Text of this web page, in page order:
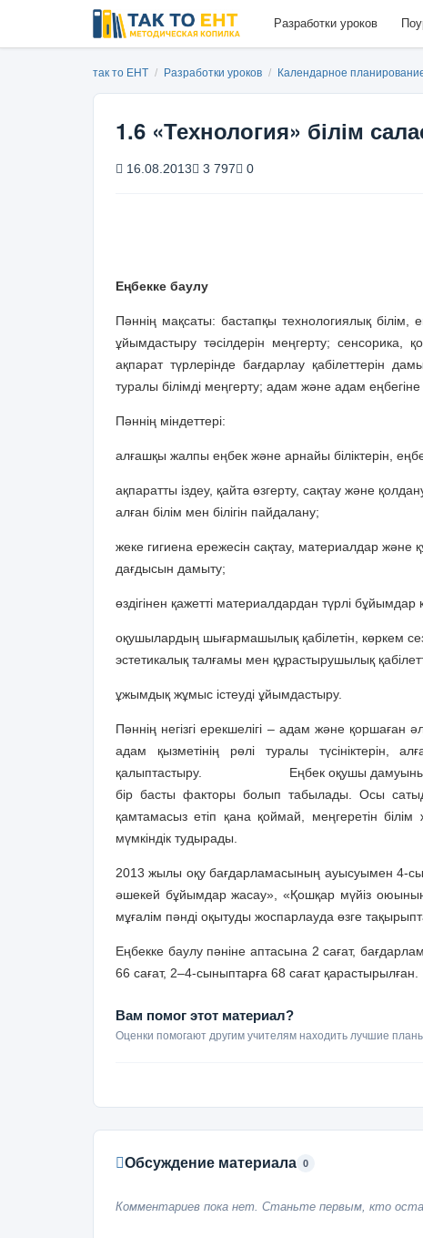
Разработки уроков
так то ЕНТ / Разработки уроков / Календарное
1.6 «Технология» білім
16.08.2013 3 797 0
Еңбекке баулу
Пәннің мақсаты: бастапқы технологиялық білім,
ұйымдастыру тәсілдерін меңгерту; сенсорика,
ақпарат түрлерінде бағдарлау қабілеттерін
туралы білімді меңгерту; адам және адам еңбегіне
Пәннің міндеттері:
алғашқы жалпы еңбек және арнайы біліктерін,
ақпаратты іздеу, қайта өзгерту, сақтау және
алған білім мен білігін пайдалану;
жеке гигиена ережесін сақтау, материалдар және
дағдысын дамыту;
өздігінен қажетті материалдардан түрлі бұйымдар
оқушылардың шығармашылық қабілетін, көркем
эстетикалық талғамы мен құрастырушылық
ұжымдық жұмыс істеуді ұйымдастыру.
Пәннің негізгі ерекшелігі – адам және
адам қызметінің рөлі туралы түсініктерін,
қалыптастыру. Еңбек оқушы дамуының
бір басты факторы болып табылады. Осы
қамтамасыз етіп қана қоймай, меңгеретін білім
мүмкіндік тудырады.
2013 жылы оқу бағдарламасының ауысуымен 4-
әшекей бұйымдар жасау», «Қошқар мүйіз
мұғалім пәнді оқытуды жоспарлауда өзге
Еңбекке баулу пәніне аптасына 2 сағат,
66 сағат, 2–4-сыныптарға 68 сағат қарастырылған.
Вам помог этот материал?
Оценки помогают другим учителям находить лучшие
Обсуждение материала 0
Комментариев пока нет. Станьте первым, кто